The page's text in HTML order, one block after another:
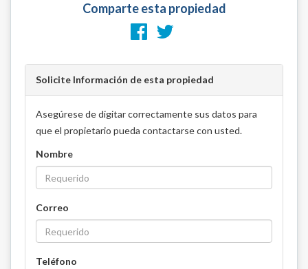
Comparte esta propiedad
Solicite Información de esta propiedad
Asegúrese de digitar correctamente sus datos para
que el propietario pueda contactarse con usted.
Nombre
Correo
Teléfono